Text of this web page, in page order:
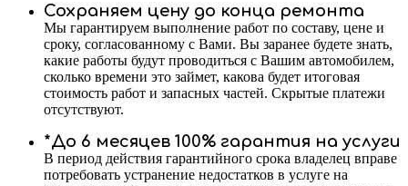
Сохраняем цену до конца ремонта
Мы гарантируем выполнение работ по составу, цене и
сроку, согласованному с Вами. Вы заранее будете знать,
какие работы будут проводиться с Вашим автомобилем,
сколько времени это займет, какова будет итоговая
стоимость работ и запасных частей. Скрытые платежи
отсутствуют.
*До 6 месяцев 100% гарантия на услуги
В период действия гарантийного срока владелец вправе
потребовать устранение недостатков в услуге на